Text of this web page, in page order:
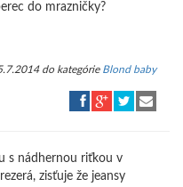
do mrazničky?
do kategórie Blond baby
s nádhernou riťkou v
zisťuje že jeansy